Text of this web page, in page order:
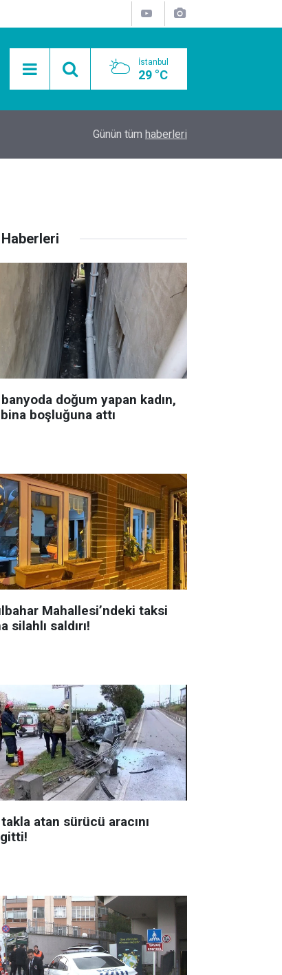
İstanbul
29 °C
Mobil Araçlarla Hayır Lokması Dağıtımının
Günün tüm haberleri
Haberleri
doğum yapan kadın,
boşluğuna attı
Mahallesi’ndeki taksi
silahlı saldırı!
atan sürücü aracını
gitti!